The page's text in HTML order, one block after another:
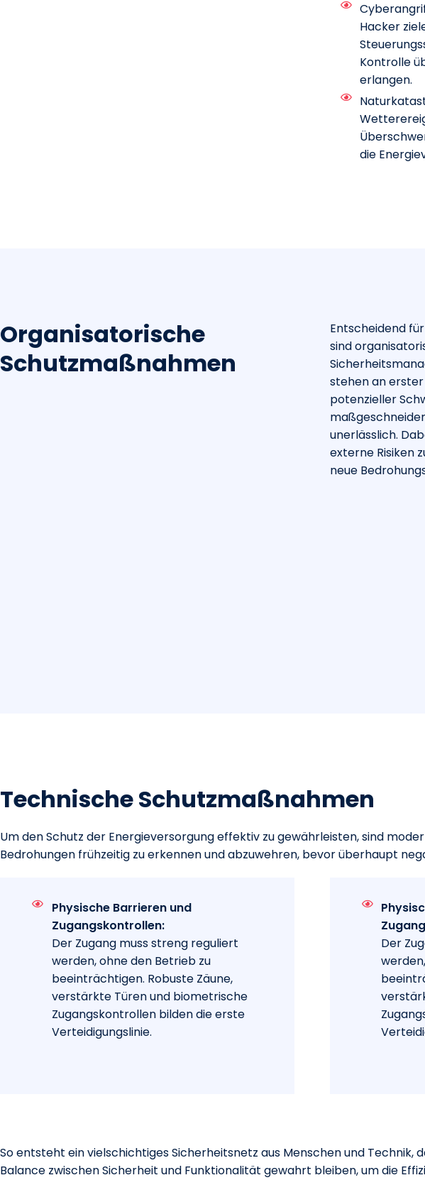
Hacker
Kontrolle
erlangen.
die
Organisatorische
Schutzmaßnahmen
Entscheidend
sind
stehen an erster
potenzieller
unerlässlich.
externe Risiken
neue
Technische Schutzmaßnahmen
Um den Schutz der Energieversorgung effektiv zu gewährleisten, sind
Bedrohungen frühzeitig zu erkennen und abzuwehren, bevor überhaupt
Physische Barrieren und
Zugangskontrollen:
Der Zugang muss streng reguliert
werden, ohne den Betrieb zu
beeinträchtigen. Robuste Zäune,
verstärkte Türen und biometrische
Zugangskontrollen bilden die erste
Verteidigungslinie.
Der
So entsteht ein vielschichtiges Sicherheitsnetz aus Menschen und
Balance zwischen Sicherheit und Funktionalität gewahrt bleiben, um die